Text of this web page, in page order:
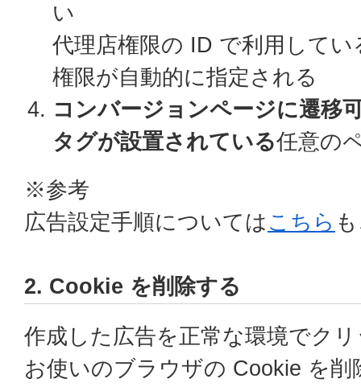
い
代理店権限の ID で利用してい
権限が自動的に指定される
コンバージョンページに遷移
タグが設置されている任意の
※参考
広告設定手順についてはこちら
2. Cookie を削除する
作成した広告を正常な環境でク
お使いのブラウザの Cookie を